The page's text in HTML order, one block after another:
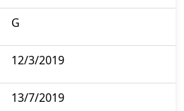
G
12/3/2019
13/7/2019